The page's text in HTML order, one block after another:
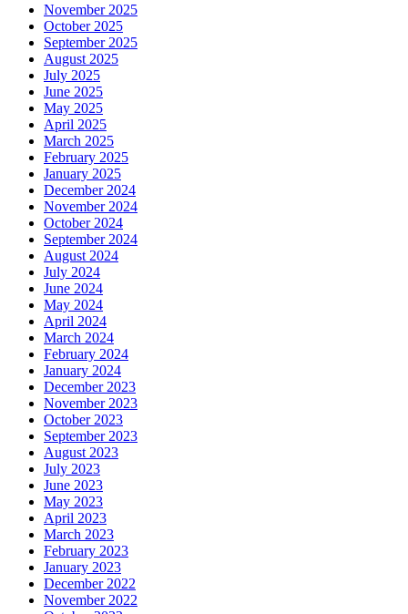
November 2025
October 2025
September 2025
August 2025
July 2025
June 2025
May 2025
April 2025
March 2025
February 2025
January 2025
December 2024
November 2024
October 2024
September 2024
August 2024
July 2024
June 2024
May 2024
April 2024
March 2024
February 2024
January 2024
December 2023
November 2023
October 2023
September 2023
August 2023
July 2023
June 2023
May 2023
April 2023
March 2023
February 2023
January 2023
December 2022
November 2022